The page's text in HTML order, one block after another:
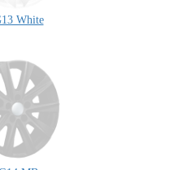
White